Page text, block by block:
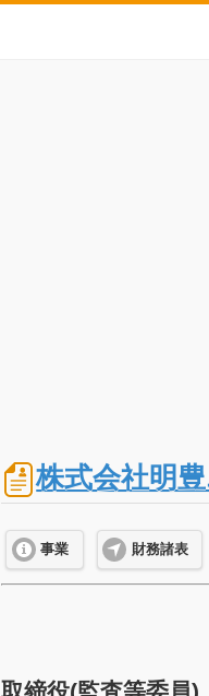
株式会社明
事業 財務諸表
取締役(監査等委員)